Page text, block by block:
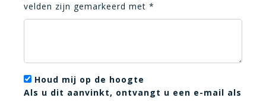
velden zijn gemarkeerd met *
Houd mij op de hoogte
Als u dit aanvinkt, ontvangt u een e-mail als